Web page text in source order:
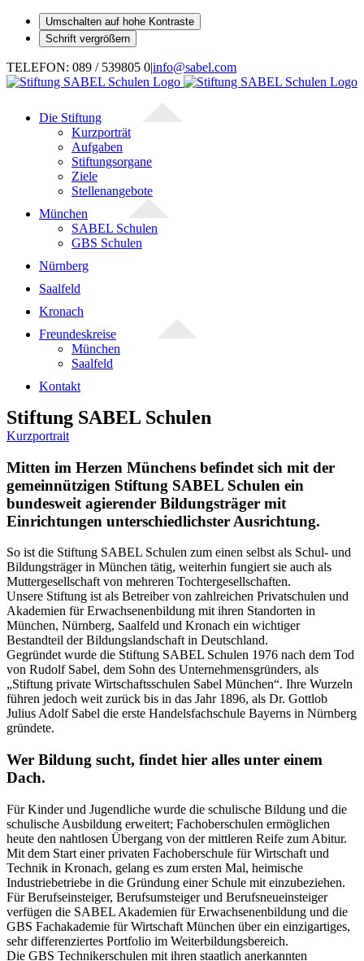
Umschalten auf hohe Kontraste
Schrift vergrößern
Zum
Inhalt
TELEFON: 089 / 539805 0|info@sabel.com
Die Stiftung
Kurzporträt
Aufgaben
Stiftungsorgane
Ziele
Stellenangebote
München
SABEL Schulen
GBS Schulen
Nürnberg
Saalfeld
Kronach
Freundeskreise
München
Saalfeld
Kontakt
Stiftung SABEL Schulen
Kurzportrait
Mitten im Herzen Münchens befindet sich mit der
gemeinnützigen Stiftung SABEL Schulen ein
bundesweit agierender Bildungsträger mit
Einrichtungen unterschiedlichster Ausrichtung.
So ist die Stiftung SABEL Schulen zum einen selbst als Schul- und
Bildungsträger in München tätig, weiterhin fungiert sie auch als
Muttergesellschaft von mehreren Tochtergesellschaften.
Unsere Stiftung ist als Betreiber von zahlreichen Privatschulen und
Akademien für Erwachsenenbildung mit ihren Standorten in
München, Nürnberg, Saalfeld und Kronach ein wichtiger
Bestandteil der Bildungslandschaft in Deutschland.
Gegründet wurde die Stiftung SABEL Schulen 1976 nach dem Tod
von Rudolf Sabel, dem Sohn des Unternehmensgründers, als
„Stiftung private Wirtschaftsschulen Sabel München“. Ihre Wurzeln
führen jedoch weit zurück bis in das Jahr 1896, als Dr. Gottlob
Julius Adolf Sabel die erste Handelsfachschule Bayerns in Nürnberg
gründete.
Wer Bildung sucht, findet hier alles unter einem
Dach.
Für Kinder und Jugendliche wurde die schulische Bildung und die
schulische Ausbildung erweitert; Fachoberschulen ermöglichen
heute den nahtlosen Übergang von der mittleren Reife zum Abitur.
Mit dem Start einer privaten Fachoberschule für Wirtschaft und
Technik in Kronach, gelang es zum ersten Mal, heimische
Industriebetriebe in die Gründung einer Schule mit einzubeziehen.
Für Berufseinsteiger, Berufsumsteiger und Berufsneueinsteiger
verfügen die SABEL Akademien für Erwachsenenbildung und die
GBS Fachakademie für Wirtschaft München über ein einzigartiges,
sehr differenziertes Portfolio im Weiterbildungsbereich.
Die GBS Technikerschulen mit ihren staatlich anerkannten